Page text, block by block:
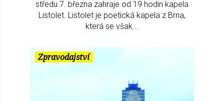
středu 7. března zahraje od 19 hodin kapela
Listolet. Listolet je poetická kapela z Brna,
která se však...
Zpravodajství